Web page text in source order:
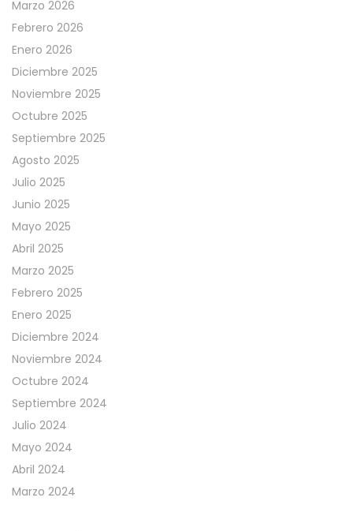
Marzo 2026
Febrero 2026
Enero 2026
Diciembre 2025
Noviembre 2025
Octubre 2025
Septiembre 2025
Agosto 2025
Julio 2025
Junio 2025
Mayo 2025
Abril 2025
Marzo 2025
Febrero 2025
Enero 2025
Diciembre 2024
Noviembre 2024
Octubre 2024
Septiembre 2024
Julio 2024
Mayo 2024
Abril 2024
Marzo 2024